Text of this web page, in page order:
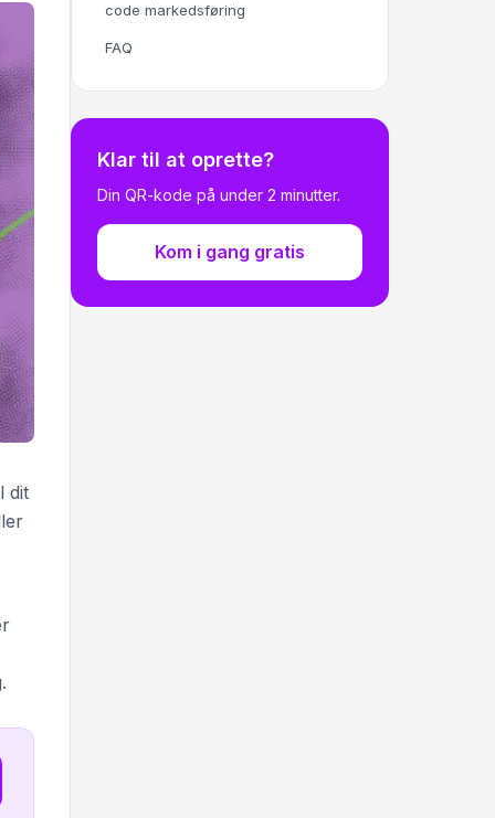
dit
code markedsføring
FAQ
Klar til at oprette?
Din QR-kode på under 2 minutter.
Kom i gang gratis